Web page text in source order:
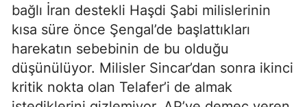
bağlı İran destekli Haşdi Şabi milislerinin
kısa süre önce Şengal’de başlattıkları
harekatın sebebinin de bu olduğu
düşünülüyor. Milisler Sincar’dan sonra ikinci
kritik nokta olan Telafer’i de almak